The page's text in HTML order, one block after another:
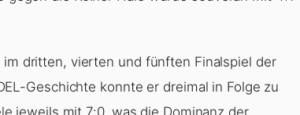
dritten, vierten und fünften Finalspiel der
Geschichte konnte er dreimal in Folge zu
jeweils mit 7:0, was die Dominanz der